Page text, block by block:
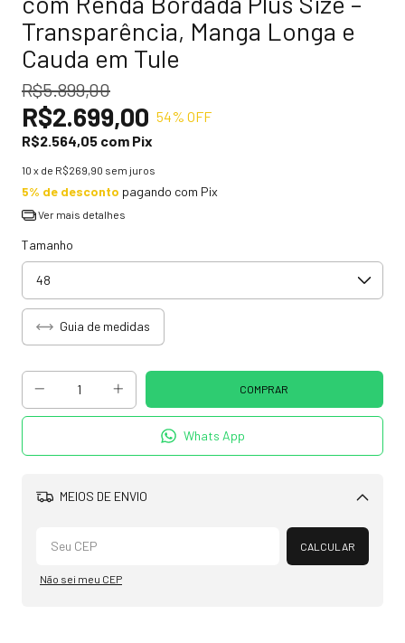
Transparência, Manga Longa e
Cauda em Tule
R$5.899,00
R$2.699,00 54% OFF
R$2.564,05 com Pix
10 x de R$269,90 sem juros
5% de desconto pagando com Pix
Ver mais detalhes
Tamanho
Guia de medidas
Whats App
MEIOS DE ENVIO
Alterar CEP
CALCULAR
Não sei meu CEP